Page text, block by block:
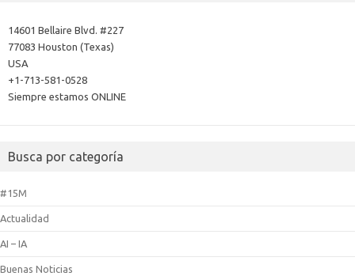
14601 Bellaire Blvd. #227
77083 Houston (Texas)
USA
+1-713-581-0528
Siempre estamos ONLINE
Busca por categoría
#15M
Actualidad
AI – IA
Buenas Noticias